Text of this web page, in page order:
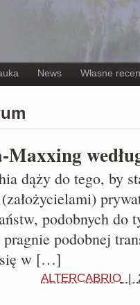
News Własne
Maxxing
dąży do tego, by
podobnych do
podobnej
się w […]
ALTERCABRIO |